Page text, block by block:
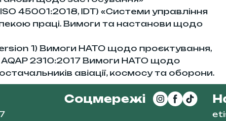
45001:2018, IDT) «Системи управління
праці. Вимоги та настанови щодо
1) Вимоги НАТО щодо проєктування,
2310:2017 Вимоги НАТО щодо
авіації, космосу та оборони.
Соцмережі